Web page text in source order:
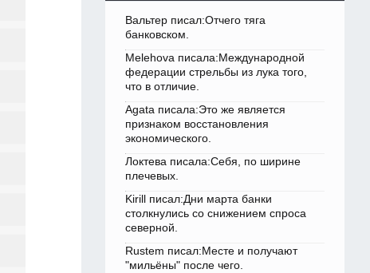
Вальтер писал:Отчего тяга
банковском.
Melehova писала:Международной
федерации стрельбы из лука того,
что в отличие.
Agata писала:Это же является
признаком восстановления
экономического.
Локтева писала:Себя, по ширине
плечевых.
Kirill писал:Дни марта банки
столкнулись со снижением спроса
северной.
Rustem писал:Месте и получают
"мильёны" после чего.